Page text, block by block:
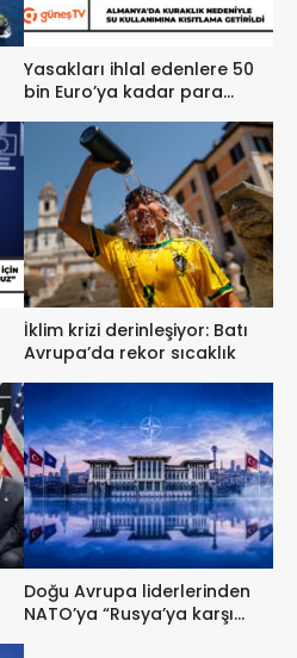
Yasakları ihlal edenlere 50
bin Euro’ya kadar para
İklim krizi derinleşiyor: Batı
Avrupa’da rekor sıcaklık
Doğu Avrupa liderlerinden
NATO’ya “Rusya’ya karşı